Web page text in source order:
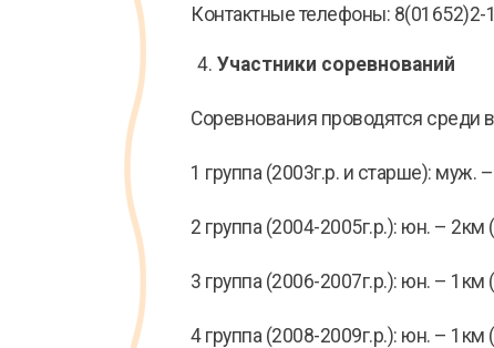
Контактные телефоны: 8(01652)2-
Участники соревнований
Соревнования проводятся среди
1 группа (2003г.р. и старше): муж.
2 группа (2004-2005г.р.): юн. – 2км
3 группа (2006-2007г.р.): юн. – 1км
4 группа (2008-2009г.р.): юн. – 1км